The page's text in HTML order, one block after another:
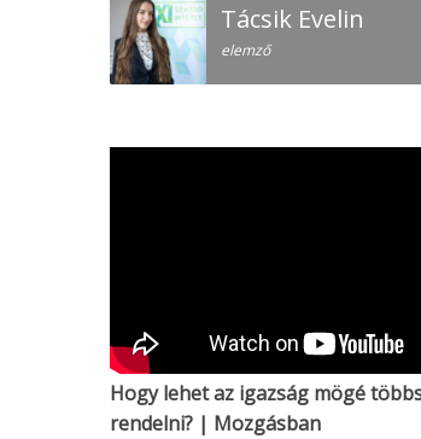
Tácsik Evelin
elemző
Hogy lehet az igazság mögé
rendelni? | Mozgásban